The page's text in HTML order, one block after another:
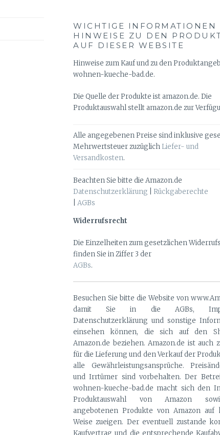
WICHTIGE INFORMATIONEN
HINWEISE ZU DEN
AUF DIESER WEBSITE
Hinweise zum Kauf und zu den
wohnen-kueche-bad.de.
Die Quelle der Produkte ist amazon.de. Die
Produktauswahl stellt amazon.de zur
Alle angegebenen Preise sind inklusive
Mehrwertsteuer zuzüglich Liefer- und
Versandkosten.
Beachten Sie bitte die Amazon.de
Datenschutzerklärung
Rückgaberechte
AGBs
Widerrufsrecht
Die Einzelheiten zum gesetzlichen
finden Sie in Ziffer 3 der
AGBs.
Besuchen Sie bitte die Website von
damit Sie in die AGBs,
Datenschutzerklärung und sonstige
einsehen können, die sich auf den
Amazon.de beziehen. Amazon.de ist auch
für die Lieferung und den Verkauf der
alle Gewährleistungsansprüche.
und Irrtümer sind vorbehalten. Der
wohnen-kueche-bad.de macht sich den
Produktauswahl von Amazon
angebotenen Produkte von Amazon auf
Weise zueigen. Der eventuell zustande